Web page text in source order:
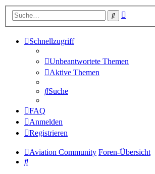
Suche
Schnellzugriff
Unbeantwortete Themen
Aktive Themen
Suche
FAQ
Anmelden
Registrieren
Aviation Community Foren-Übersicht
Suche